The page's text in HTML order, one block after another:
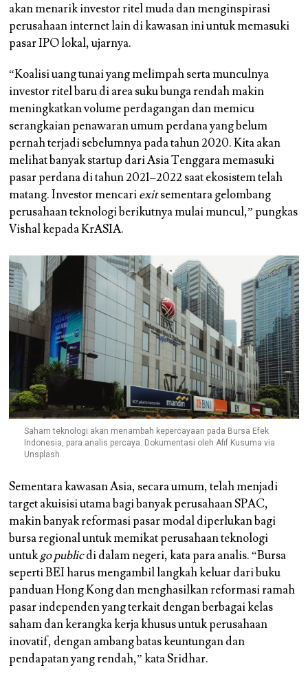
akan menarik investor ritel muda dan menginspirasi
perusahaan internet lain di kawasan ini untuk memasuki
pasar IPO lokal, ujarnya.
“Koalisi uang tunai yang melimpah serta munculnya
investor ritel baru di area suku bunga rendah makin
meningkatkan volume perdagangan dan memicu
serangkaian penawaran umum perdana yang belum
pernah terjadi sebelumnya pada tahun 2020. Kita akan
melihat banyak startup dari Asia Tenggara memasuki
pasar perdana di tahun 2021–2022 saat ekosistem telah
matang. Investor mencariexitsementara gelombang
perusahaan teknologi berikutnya mulai muncul,” pungkas
Vishal kepada KrASIA.
Saham teknologi akan menambah kepercayaan pada Bursa Efek
Indonesia, para analis percaya. Dokumentasi oleh Afif Kusuma via
Unsplash
Sementara kawasan Asia, secara umum, telah menjadi
target akuisisi utama bagi banyak perusahaan SPAC,
makin banyak reformasi pasar modal diperlukan bagi
bursa regional untuk memikat perusahaan teknologi
untukgo publicdi dalam negeri, kata para analis. “Bursa
seperti BEI harus mengambil langkah keluar dari buku
panduan Hong Kong dan menghasilkan reformasi ramah
pasar independen yang terkait dengan berbagai kelas
saham dan kerangka kerja khusus untuk perusahaan
inovatif, dengan ambang batas keuntungan dan
pendapatan yang rendah,” kata Sridhar.